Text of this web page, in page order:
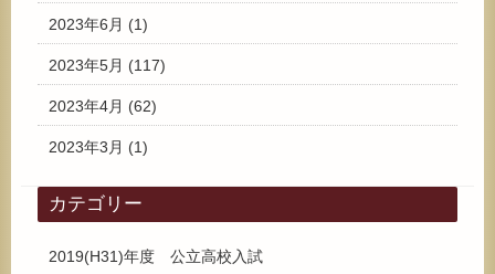
2023年6月 (1)
2023年5月 (117)
2023年4月 (62)
2023年3月 (1)
カテゴリー
2019(H31)年度 公立高校入試